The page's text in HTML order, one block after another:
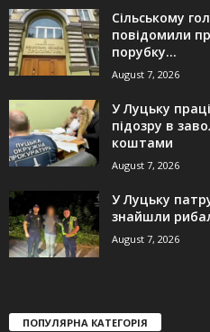
Сільському
повідомили
порубку...
August 7, 2026
У Луцьку
підозру в
коштами
August 7, 2026
У Луцьку
знайшли
August 7, 2026
ПОПУЛЯРНА КАТЕГОРІЯ